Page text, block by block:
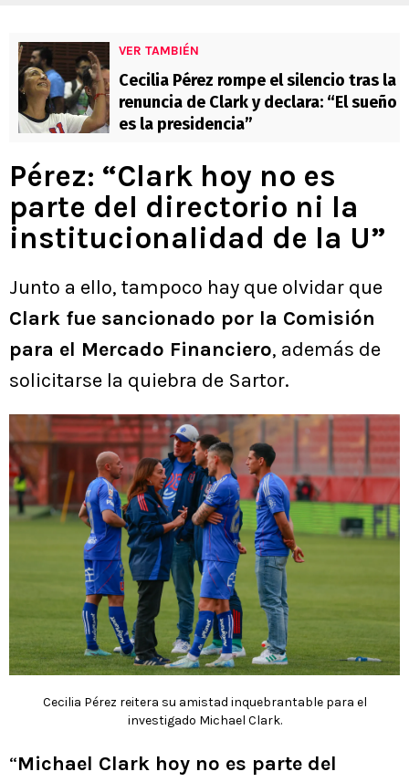
VER TAMBIÉN
Cecilia Pérez rompe el silencio tras la
renuncia de Clark y declara: “El sueño
es la presidencia”
Pérez: “Clark hoy no es
parte del directorio ni la
institucionalidad de la U”
Junto a ello, tampoco hay que olvidar que
Clark fue sancionado por la Comisión
para el Mercado Financiero, además de
solicitarse la quiebra de Sartor.
Cecilia Pérez reitera su amistad inquebrantable para el
investigado Michael Clark.
“Michael Clark hoy no es parte del